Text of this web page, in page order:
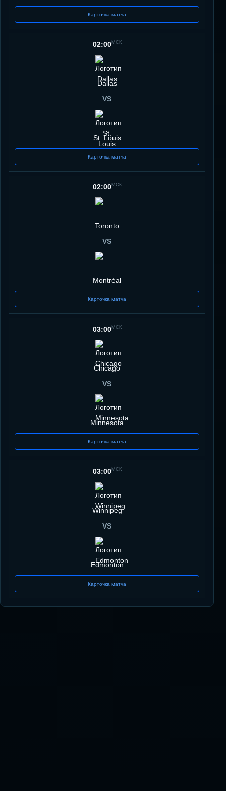
Карточка матча
02:00МСК
Dallas
VS
St. Louis
Карточка матча
02:00МСК
Toronto
VS
Montréal
Карточка матча
03:00МСК
Chicago
VS
Minnesota
Карточка матча
03:00МСК
Winnipeg
VS
Edmonton
Карточка матча